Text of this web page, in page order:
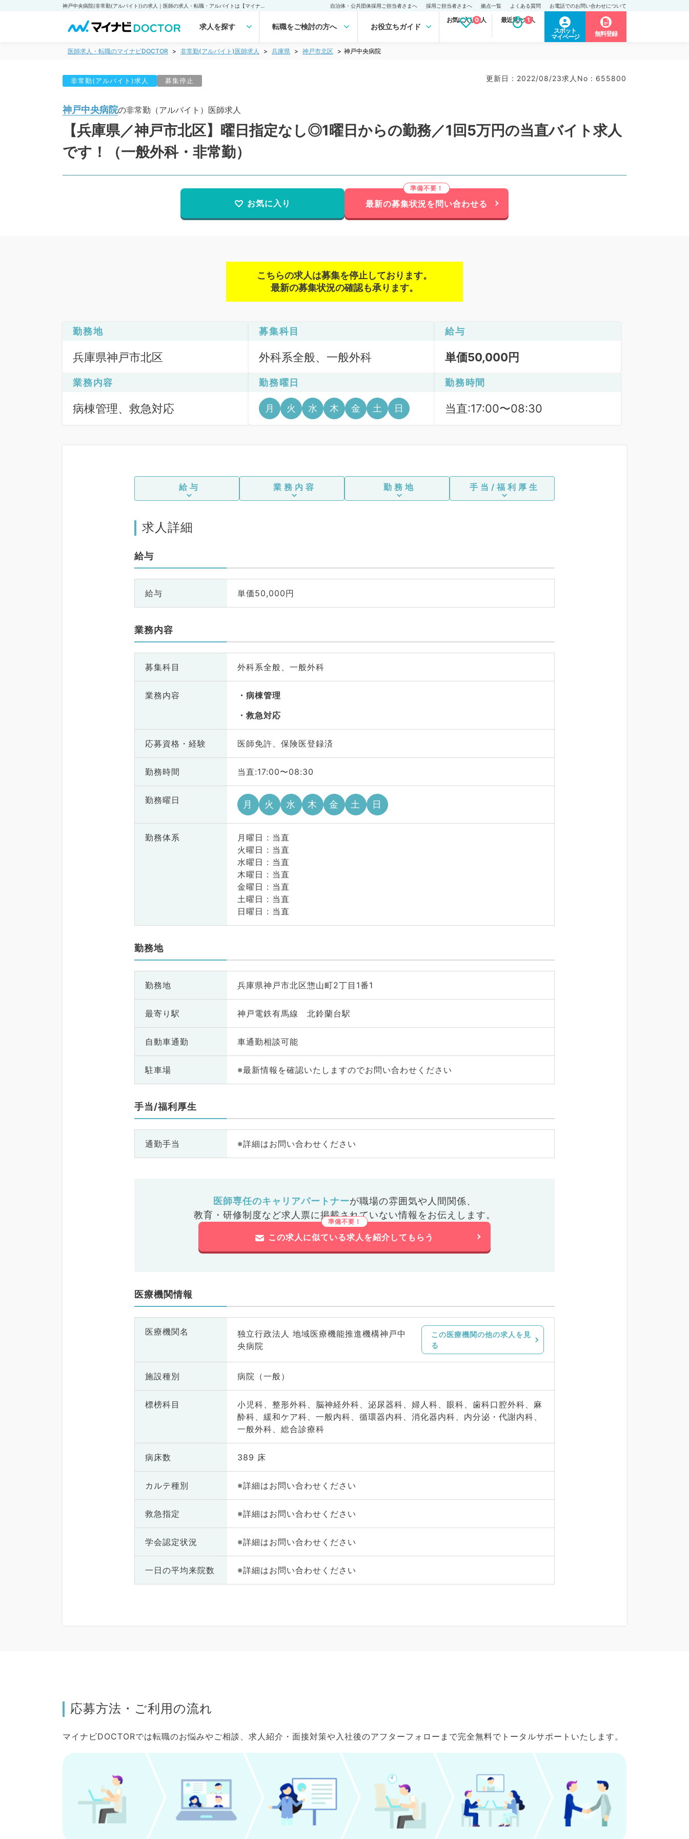
自治体・公共団体採用ご担当者さまへ 採用ご担当者さまへ 拠点一覧 よくある質問 お電話でのお問い合わせについて
求人を探す 転職をご検討の方へ お役立ちガイド
お気に入り求人
0 最近見た求人
1
スポット
マイページ
無料登録
医師求人・転職のマイナビDOCTOR 非常勤(アルバイト)医師求人 兵庫県 神戸市北区 神戸中央病院
非常勤(アルバイト)求人 募集停止 更新日 : 2022/08/23求人No : 655800
神戸中央病院の非常勤（アルバイト）医師求人
【兵庫県／神戸市北区】曜日指定なし◎1曜日からの勤務／1回5万円の当直バイト求人
です！（一般外科・非常勤）
お気に入り 最新の募集状況を問い合わせる
こちらの求人は募集を停止しております。
最新の募集状況の確認も承ります。
勤務地
兵庫県神戸市北区
募集科目
外科系全般、一般外科
給与
単価50,000円
業務内容
病棟管理、救急対応
勤務曜日
月 火 水 木 金 土 日
勤務時間
当直:17:00〜08:30
給与 業務内容 勤務地 手当/福利厚生
求人詳細
給与
給与 単価50,000円
業務内容
募集科目 外科系全般、一般外科
業務内容
病棟管理
救急対応
応募資格・ 経験 医師免許、保険医登録済
勤務時間 当直:17:00〜08:30
勤務曜日 月 火 水 木 金 土 日
勤務体系
月曜日 : 当直
火曜日 : 当直
水曜日 : 当直
木曜日 : 当直
金曜日 : 当直
土曜日 : 当直
日曜日 : 当直
勤務地
勤務地 兵庫県神戸市北区惣山町2丁目1番1
最寄り駅 神戸電鉄有馬線 北鈴蘭台駅
自動車通勤 車通勤相談可能
駐車場 ※最新情報を確認いたしますのでお問い合わせください
手当/福利厚生
通勤手当 ※詳細はお問い合わせください
医師専任のキャリアパートナーが職場の雰囲気や人間関係、
教育・研修制度など求人票に掲載されていない情報をお伝えします。
この求人に似ている求人を紹介してもらう
医療機関情報
医療機関名
独立行政法人 地域医療機能推進機構神戸中
央病院
この医療機関の他の求人を見
る
施設種別 病院（一般）
標榜科目
小児科、整形外科、脳神経外科、泌尿器科、婦人科、眼科、歯科口腔外科、麻
酔科、緩和ケア科、一般内科、循環器内科、消化器内科、内分泌・代謝内科、
一般外科、総合診療科
病床数 389 床
カルテ種別 ※詳細はお問い合わせください
救急指定 ※詳細はお問い合わせください
学会認定状況 ※詳細はお問い合わせください
一日の平均来院数 ※詳細はお問い合わせください
応募方法・ご利用の流れ
マイナビDOCTORでは転職のお悩みやご相談、求人紹介・面接対策や入社後のアフターフォローまで完全無料でトータルサポートいたします。